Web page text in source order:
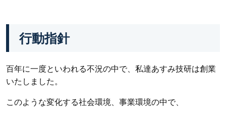
行動指針
百年に一度といわれる不況の中で、私達あすみ技研は創業
いたしました。
このような変化する社会環境、事業環境の中で、